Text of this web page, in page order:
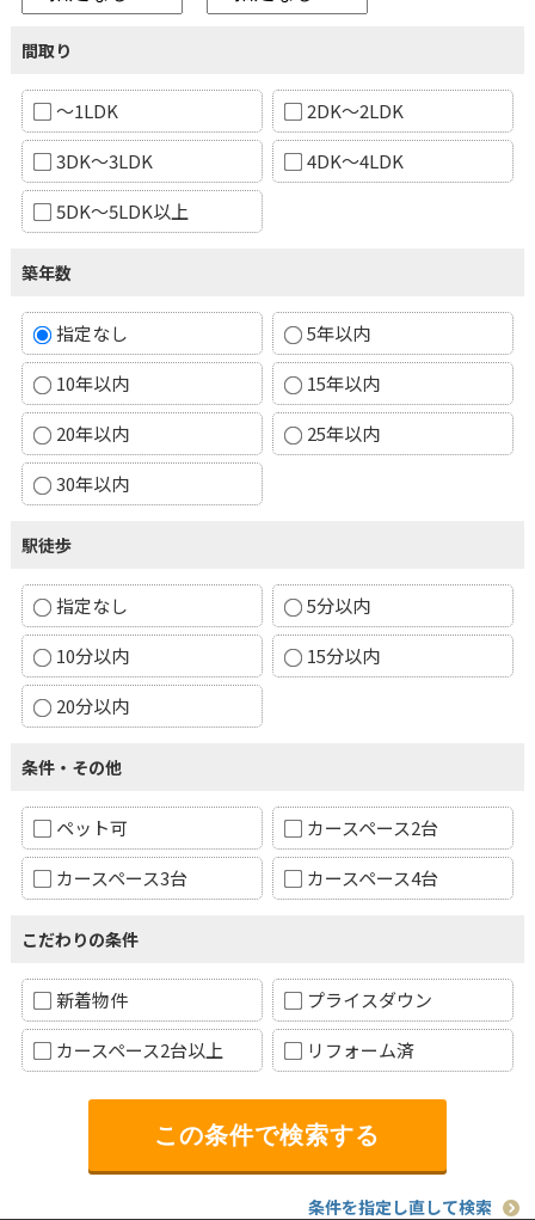
間取り
～1LDK
2DK～2LDK
3DK～3LDK
4DK～4LDK
5DK～5LDK以上
築年数
指定なし
5年以内
10年以内
15年以内
20年以内
25年以内
30年以内
駅徒歩
指定なし
5分以内
10分以内
15分以内
20分以内
条件・その他
ペット可
カースペース2台
カースペース3台
カースペース4台
こだわりの条件
新着物件
プライスダウン
カースペース2台以上
リフォーム済
条件を指定し直して検索